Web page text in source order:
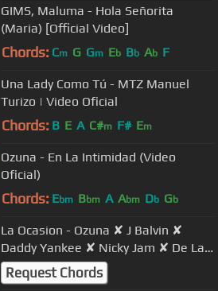
GIMS, Maluma - Hola Señorita
(Maria) [Official Video]
Chords: Cm G Gm Eb Bb Ab F
Una Lady Como Tú - MTZ Manuel
Turizo | Video Oficial
Chords: B E A C#m F# Em
Ozuna - En La Intimidad (Video
Oficial)
Chords: Ebm Bbm A Abm Db Gb
La Ocasion - Ozuna ✘ J Balvin ✘
Daddy Yankee ✘ Nicky Jam ✘ De La
Ghetto ✘ Anuel AA ✘ Arcangel
Request Chords